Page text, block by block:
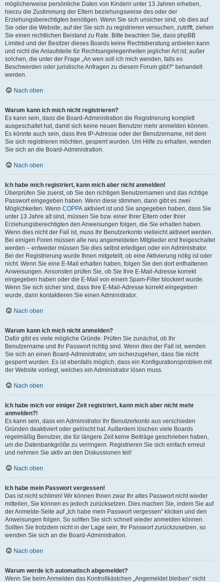
möglicherweise persönliche Daten von Kindern unter 13 Jahren erheben,
hierzu die Zustimmung der Eltern beziehungsweise des oder der
Erziehungsberechtigten benötigen. Wenn Sie sich unsicher sind, ob dies auf
Sie oder die Website, auf der Sie sich zu registrieren versuchen, zutrifft, ziehen
Sie einen rechtlichen Beistand zu Rate. Bitte beachten Sie, dass phpBB
Limited und der Besitzer dieses Boards keine Rechtsberatung anbieten kann
und nicht die Anlaufstelle für Rechtsangelegenheiten jeglicher Art ist; außer
solchen, die unter der Frage „An wen soll ich mich wenden, falls es
Beschwerden oder juristische Anfragen zu diesem Forum gibt?“ behandelt
werden.
Nach oben
Warum kann ich mich nicht registrieren?
Es kann sein, dass die Board-Administration die Registrierung komplett
ausgeschaltet hat, damit sich keine neuen Benutzer mehr anmelden können.
Es könnte auch sein, dass Ihre IP-Adresse oder der Benutzername, mit dem
Sie sich registrieren möchten, gesperrt wurden. Um Hilfe zu erhalten, wenden
Sie sich an die Board-Administration.
Nach oben
Ich habe mich registriert, kann mich aber nicht anmelden!
Überprüfen Sie zuerst, ob Sie den richtigen Benutzernamen und das richtige
Passwort eingegeben haben. Wenn diese stimmen, dann gibt es zwei
Möglichkeiten. Wenn COPPA aktiviert ist und Sie angegeben haben, dass Sie
unter 13 Jahre alt sind, müssen Sie bzw. einer Ihrer Eltern oder Ihrer
Erziehungsberechtigten den Anweisungen folgen, die Sie erhalten haben.
Wenn dies nicht der Fall ist, muss Ihr Benutzerkonto vielleicht aktiviert werden.
Bei einigen Foren müssen alle neu angemeldeten Mitglieder erst freigeschaltet
werden – entweder müssen Sie dies selbst erledigen oder ein Administrator.
Bei der Registrierung wurde Ihnen mitgeteilt, ob eine Aktivierung nötig ist oder
nicht. Wenn Sie eine E-Mail erhalten haben, folgen Sie den dort enthaltenen
Anweisungen. Ansonsten prüfen Sie, ob Sie Ihre E-Mail-Adresse korrekt
eingegeben haben oder die E-Mail von einem Spam-Filter blockiert wurde.
Wenn Sie sich sicher sind, dass Ihre E-Mail-Adresse korrekt eingegeben
wurde, dann kontaktieren Sie einen Administrator.
Nach oben
Warum kann ich mich nicht anmelden?
Dafür gibt es viele mögliche Gründe. Prüfen Sie zunächst, ob Ihr
Benutzername und Ihr Passwort richtig sind. Wenn dies der Fall ist, wenden
Sie sich an einen Board-Administrator, um sicherzugehen, dass Sie nicht
gesperrt wurden. Es ist ebenfalls möglich, dass ein Konfigurationsproblem mit
der Website vorliegt, welches ein Administrator lösen muss.
Nach oben
Ich habe mich vor einiger Zeit registriert, kann mich aber nicht mehr
anmelden?!
Es kann sein, dass ein Administrator Ihr Benutzerkonto aus verschieden
Gründen deaktiviert oder gelöscht hat. Außerdem löschen viele Boards
regelmäßig Benutzer, die für längere Zeit keine Beiträge geschrieben haben,
um die Datenbankgröße zu verringern. Registrieren Sie sich einfach erneut
und nehmen Sie aktiv an den Diskussionen teil!
Nach oben
Ich habe mein Passwort vergessen!
Das ist nicht schlimm! Wir können Ihnen zwar Ihr altes Passwort nicht wieder
mitteilen, Sie können es jedoch zurücksetzen. Dies machen Sie, indem Sie auf
der Anmelde-Seite auf „Ich habe mein Passwort vergessen“ klicken und den
Anweisungen folgen. So sollten Sie sich schnell wieder anmelden können.
Sollten Sie trotzdem nicht in der Lage sein, Ihr Passwort zurückzusetzen, so
wenden Sie sich an die Board-Administration.
Nach oben
Warum werde ich automatisch abgemeldet?
Wenn Sie beim Anmelden das Kontrollkästchen „Angemeldet bleiben“ nicht